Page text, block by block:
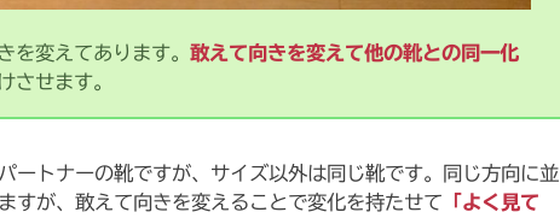
を変えてあります。敢えて向きを変えて他の靴との同一化
させます。
ートナーの靴ですが、サイズ以外は同じ靴です。同じ方向に並
すが、敢えて向きを変えることで変化を持たせて 「よく見て